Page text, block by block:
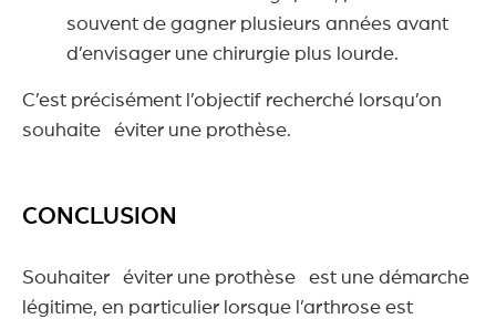
souvent de gagner plusieurs années avant
d’envisager une chirurgie plus lourde.
C’est précisément l’objectif recherché lorsqu’on
souhaite éviter une prothèse.
CONCLUSION
Souhaiter éviter une prothèse est une démarche
légitime, en particulier lorsque l’arthrose est